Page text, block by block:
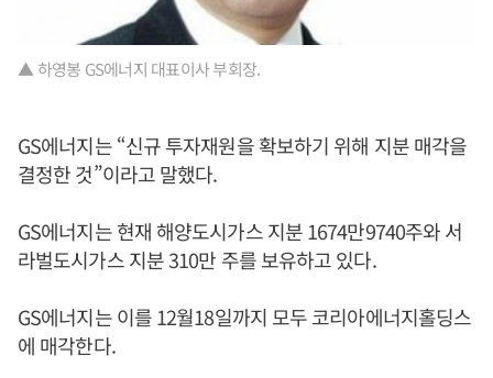
▲ 하영봉 GS에너지 대표이사 부회장.
GS에너지는 “신규 투자재원을 확보하기 위해 지분 매각을
결정한 것”이라고 말했다.
GS에너지는 현재 해양도시가스 지분 1674만9740주와 서
라벌도시가스 지분 310만 주를 보유하고 있다.
GS에너지는 이를 12월18일까지 모두 코리아에너지홀딩스
에 매각한다.